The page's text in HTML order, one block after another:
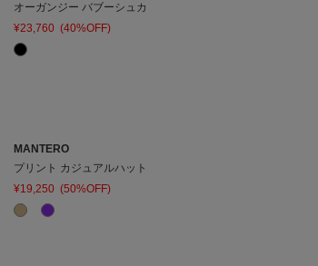
オーガンジー バブーシュカ
¥23,760 (40%OFF)
MANTERO
プリント カジュアルハット
¥19,250 (50%OFF)